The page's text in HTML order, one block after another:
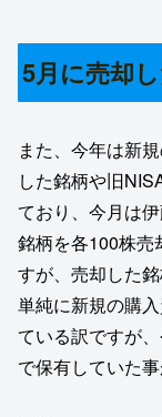
5月に売却
また、今年は新
した銘柄や旧
ており、今月は
銘柄を各100株売
すが、売却した
単純に新規の購
ている訳ですが
で保有していた事